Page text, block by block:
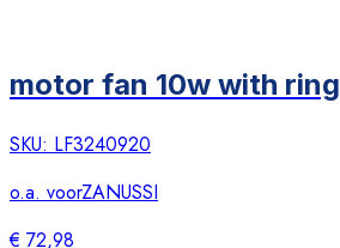
motor fan 10w with ring
SKU: LF3240920
o.a. voorZANUSSI
€ 72,98